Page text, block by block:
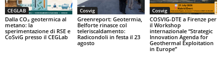
CEGLAB
Dalla CO₂ geotermica al
metano: la
sperimentazione di RSE e
CoSviG presso il CEGLab
Cosvig
Greenreport: Geotermia,
Belforte rinasce col
teleriscaldamento:
Radicondoli in festa il 23
agosto
Cosvig
COSVIG-DTE a Firenze per
il Workshop
internazionale “Strategic
Innovation Agenda for
Geothermal Exploitation
in Europe”